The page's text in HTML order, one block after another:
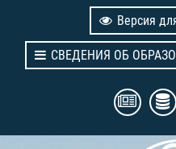
Версия
СВЕДЕНИЯ ОБ